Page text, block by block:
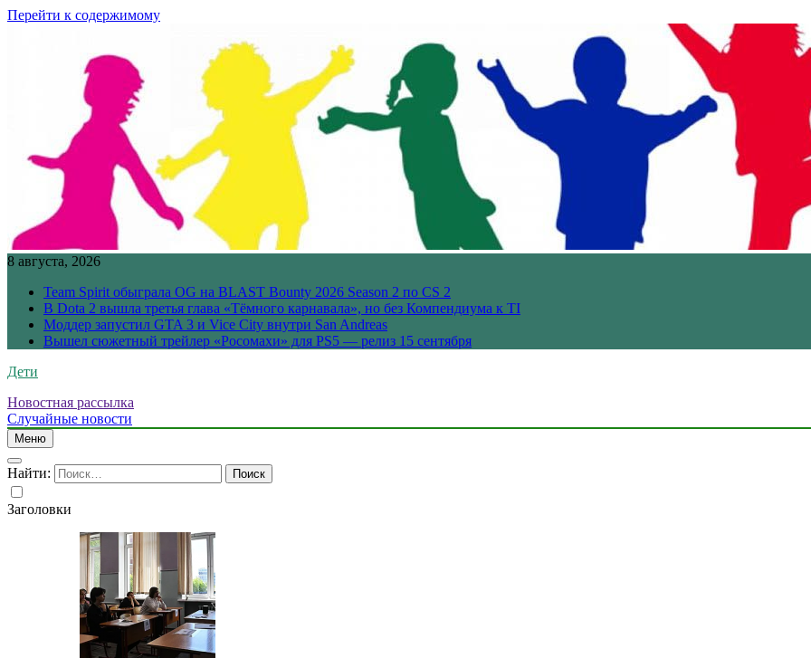
Перейти к содержимому
8 августа, 2026
Team Spirit обыграла OG на BLAST Bounty 2026 Season 2 по CS 2
В Dota 2 вышла третья глава «Тёмного карнавала», но без Компендиума к TI
Моддер запустил GTA 3 и Vice City внутри San Andreas
Вышел сюжетный трейлер «Росомахи» для PS5 — релиз 15 сентября
Дети
Новостная рассылка
Случайные новости
Меню
Найти:
Заголовки